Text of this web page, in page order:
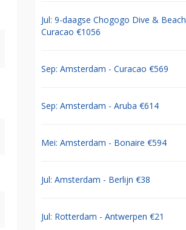
Jul: 9-daagse Chogogo Dive & Beach
Curacao €1056
Sep: Amsterdam - Curacao €569
Sep: Amsterdam - Aruba €614
Mei: Amsterdam - Bonaire €594
Jul: Amsterdam - Berlijn €38
Jul: Rotterdam - Antwerpen €21